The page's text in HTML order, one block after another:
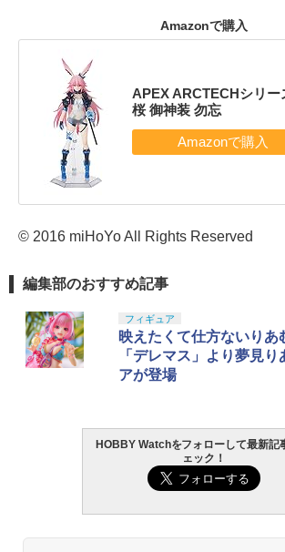
Amazonで購入
APEX ARCTECHシリー
桜 御神装 勿忘
© 2016 miHoYo All Rights Reserved
編集部のおすすめ記事
フィギュア
映えたくて仕方ないりあ
「デレマス」より夢見
アが登場
HOBBY Watchをフォローして最新記
ェック！